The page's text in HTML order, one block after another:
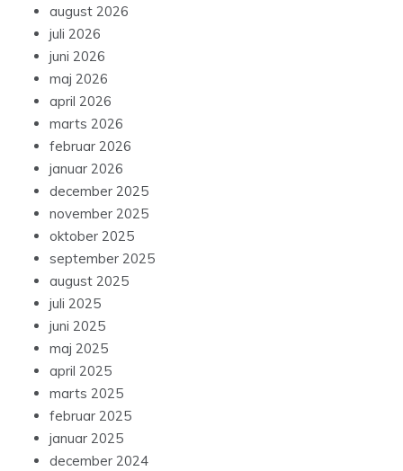
august 2026
juli 2026
juni 2026
maj 2026
april 2026
marts 2026
februar 2026
januar 2026
december 2025
november 2025
oktober 2025
september 2025
august 2025
juli 2025
juni 2025
maj 2025
april 2025
marts 2025
februar 2025
januar 2025
december 2024